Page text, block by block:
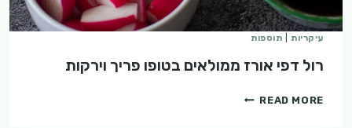
עיקריות| תוספות
רול דפי אורז ממולאים בטופו פריך וירקות
READ MOREרול